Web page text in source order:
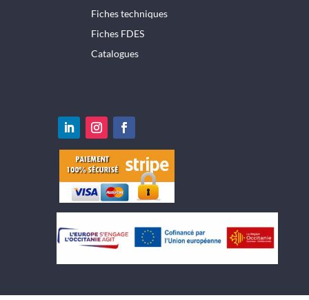
Fiches techniques
Fiches FDES
Catalogues